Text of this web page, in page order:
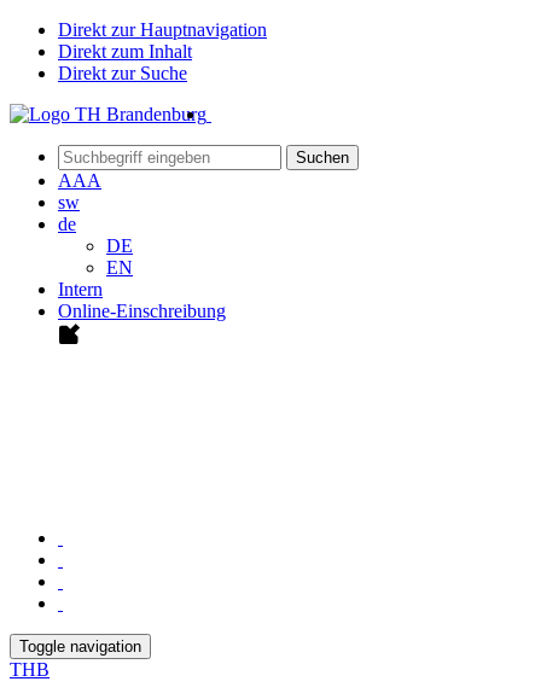
Direkt zur Hauptnavigation
Direkt zum Inhalt
Direkt zur Suche
Suchen
AAA
sw
de
DE
EN
Intern
Online-Einschreibung
Toggle navigation
THB